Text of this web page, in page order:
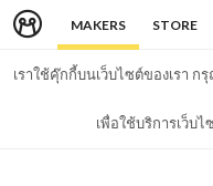
MAKERS STORE
เราใช้คุ๊กกี้บนเว็บไซต์ของเรา
เพื่อใช้บริการเว็บไ